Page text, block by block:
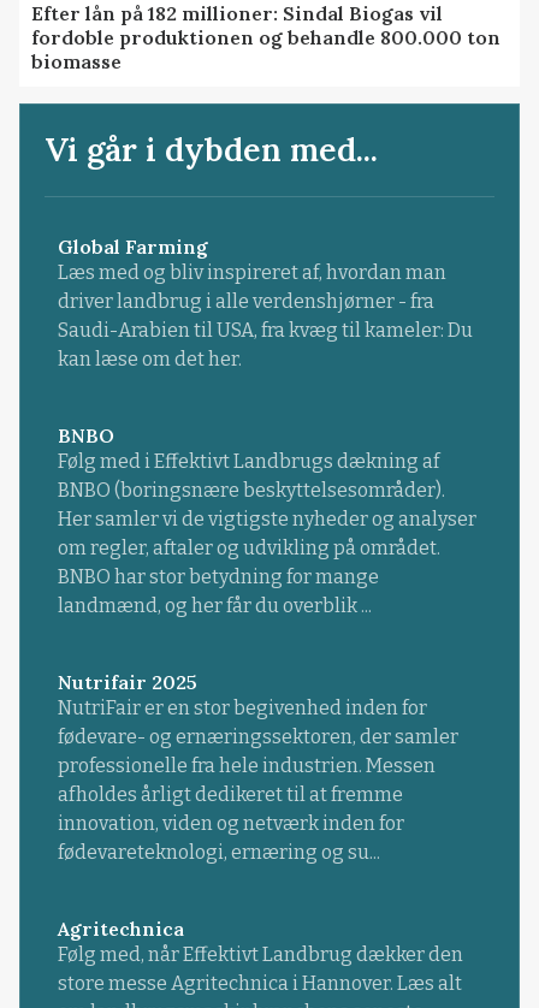
Efter lån på 182 millioner: Sindal Biogas vil
fordoble produktionen og behandle 800.000 ton
biomasse
Vi går i dybden med...
Global Farming
Læs med og bliv inspireret af, hvordan man
driver landbrug i alle verdenshjørner - fra
Saudi-Arabien til USA, fra kvæg til kameler: Du
kan læse om det her.
BNBO
Følg med i Effektivt Landbrugs dækning af
BNBO (boringsnære beskyttelsesområder).
Her samler vi de vigtigste nyheder og analyser
om regler, aftaler og udvikling på området.
BNBO har stor betydning for mange
landmænd, og her får du overblik ...
Nutrifair 2025
NutriFair er en stor begivenhed inden for
fødevare- og ernæringssektoren, der samler
professionelle fra hele industrien. Messen
afholdes årligt dedikeret til at fremme
innovation, viden og netværk inden for
fødevareteknologi, ernæring og su...
Agritechnica
Følg med, når Effektivt Landbrug dækker den
store messe Agritechnica i Hannover. Læs alt